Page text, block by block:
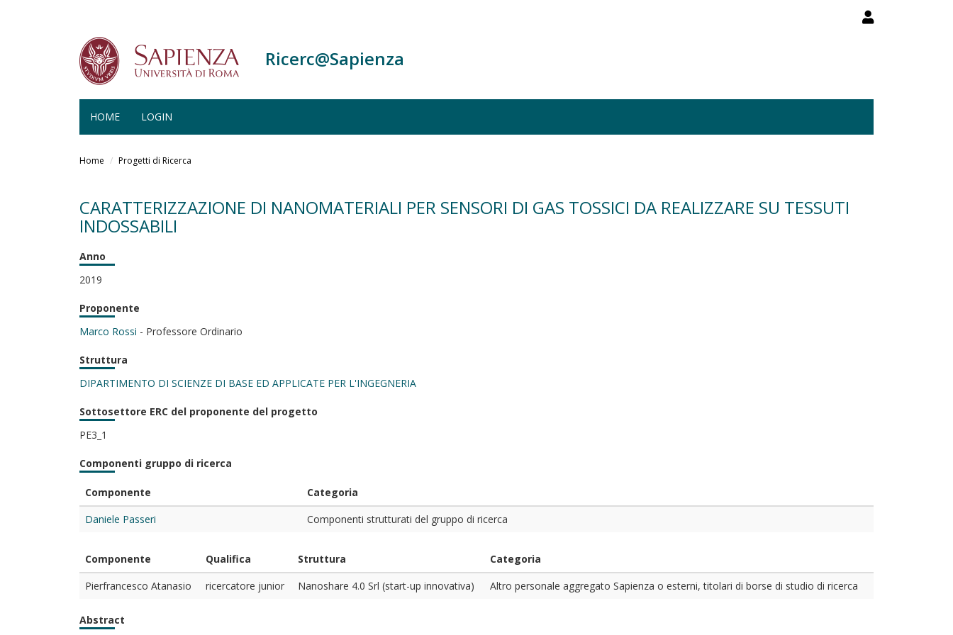
Ricerc@Sapienza
HOME LOGIN
Home Progetti di Ricerca
CARATTERIZZAZIONE DI NANOMATERIALI PER SENSORI DI GAS TOSSICI DA REALIZZARE SU TESSUTI
INDOSSABILI
Anno
2019
Proponente
Marco Rossi - Professore Ordinario
Struttura
DIPARTIMENTO DI SCIENZE DI BASE ED APPLICATE PER L'INGEGNERIA
Sottosettore ERC del proponente del progetto
PE3_1
Componenti gruppo di ricerca
Componente
Categoria
Daniele Passeri
Componenti strutturati del gruppo di ricerca
Componente Qualifica Struttura
Categoria
Pierfrancesco Atanasio
ricercatore junior Nanoshare 4.0 Srl (start-up innovativa) Altro personale aggregato Sapienza o esterni, titolari di borse di studio di ricerca
Abstract